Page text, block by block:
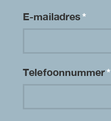
E-mailadres*
Telefoonnummer*